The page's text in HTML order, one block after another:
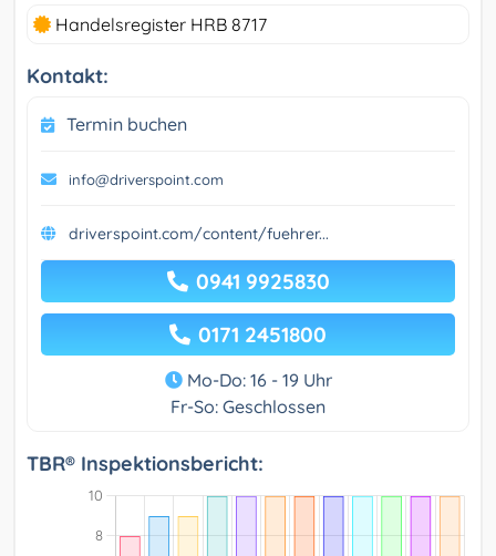
Handelsregister HRB 8717
Kontakt:
Termin buchen
info@driverspoint.com
driverspoint.com/content/fuehrer...
0941 9925830
0171 2451800
Mo-Do: 16 - 19 Uhr
Fr-So: Geschlossen
TBR® Inspektionsbericht: